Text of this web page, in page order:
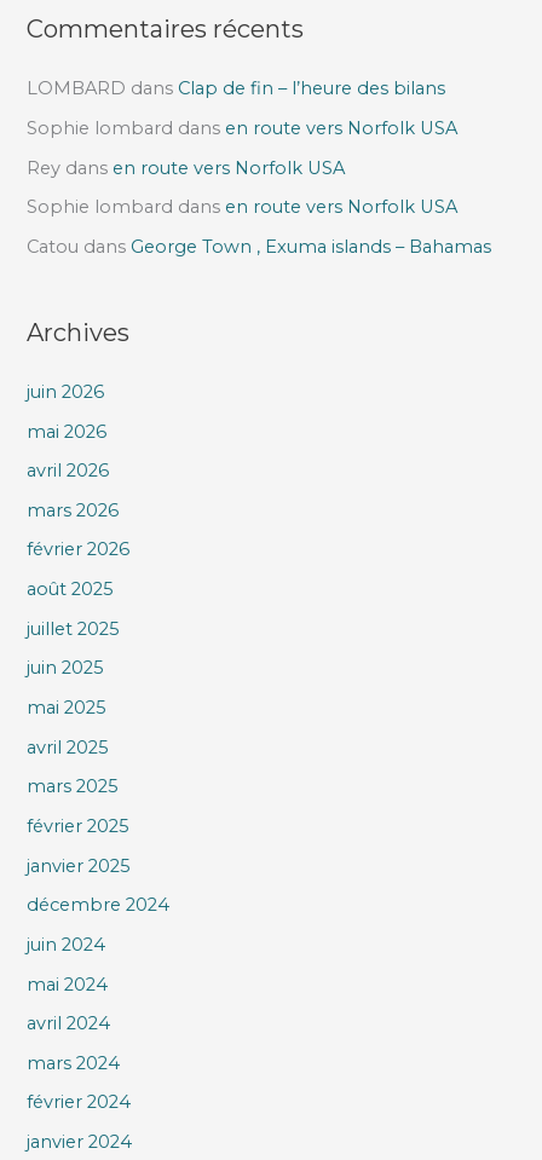
Commentaires récents
LOMBARD dans Clap de fin – l’heure des bilans
Sophie lombard dans en route vers Norfolk USA
Rey dans en route vers Norfolk USA
Sophie lombard dans en route vers Norfolk USA
Catou dans George Town , Exuma islands – Bahamas
Archives
juin 2026
mai 2026
avril 2026
mars 2026
février 2026
août 2025
juillet 2025
juin 2025
mai 2025
avril 2025
mars 2025
février 2025
janvier 2025
décembre 2024
juin 2024
mai 2024
avril 2024
mars 2024
février 2024
janvier 2024